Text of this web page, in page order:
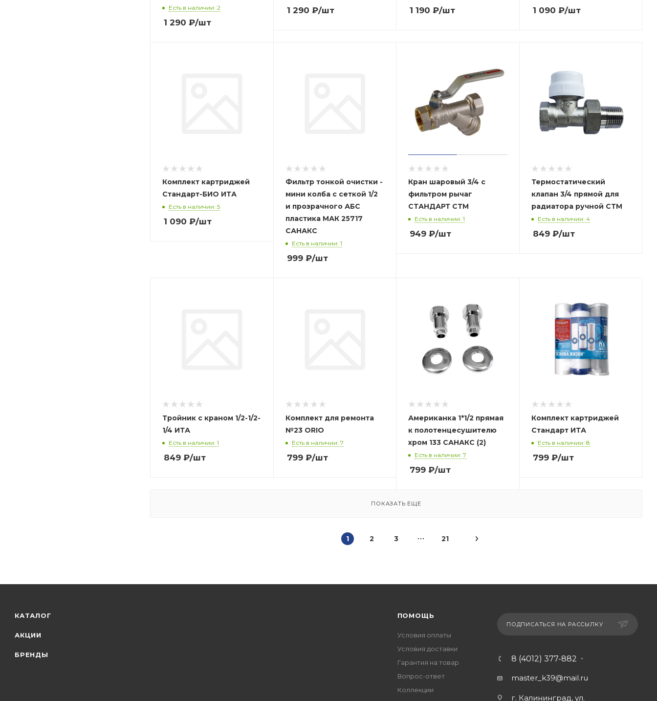
Есть в наличии: 2
1 290 ₽/шт
1 290 ₽/шт 1 190 ₽/шт 1 090 ₽/шт
Комплект картриджей
Стандарт-БИО ИТА
Есть в наличии: 5
1 090 ₽/шт
Фильтр тонкой очистки -
мини колба с сеткой 1/2
и прозрачного АБС
пластика МАК 25717
САНАКС
Есть в наличии: 1
999₽/шт
Кран шаровый 3/4 с
фильтром рычаг
СТАНДАРТ СТМ
Есть в наличии: 1
949 ₽/шт
Термостатический
клапан 3/4 прямой для
радиатора ручной СТМ
Есть в наличии: 4
849₽/шт
Тройник с краном 1/2-1/2-
1/4 ИТА
Есть в наличии: 1
849 ₽/шт
Комплект для ремонта
№23 ORIO
Есть в наличии: 7
799₽/шт
Американка 1*1/2 прямая
к полотенцесушителю
хром 133 САНАКС (2)
Есть в наличии: 7
799 ₽/шт
Комплект картриджей
Стандарт ИТА
Есть в наличии: 8
799₽/шт
ПОКАЗАТЬ ЕЩЕ
1 2 3 21
КАТАЛОГ
АКЦИИ
БРЕНДЫ
ПОМОЩЬ
Условия оплаты
Условия доставки
Гарантия на товар
Вопрос-ответ
Коллекции
ПОДПИСАТЬСЯ НА РАССЫЛКУ
8 (4012) 377-882
master_k39@mail.ru
г. Калининград, ул.